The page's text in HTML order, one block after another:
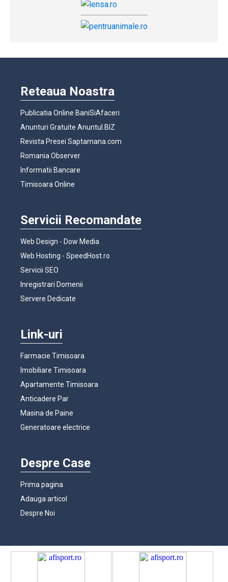
Reteaua Noastra
Publicatia Online BaniSiAfaceri
Anunturi Gratuite Anuntul.BIZ
Revista Presei Saptamana.com
Romania Observer
Informatii Bancare
Timisoara Online
Servicii Recomandate
Web Design - Dow Media
Web Hosting - SpeedHost.ro
Servicii SEO
Inregistrari Domenii
Servere Dedicate
Link-uri
Farmacie Timisoara
Imobiliare Timisoara
Apartamente Timisoara
Anticadere Par
Masina de Paine
Generatoare electrice
Despre Case
Prima pagina
Adauga articol
Despre Noi